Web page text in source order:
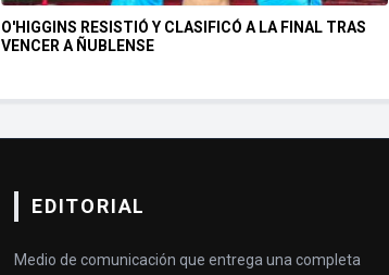
O'HIGGINS RESISTIÓ Y CLASIFICÓ A LA FINAL TRAS
VENCER A ÑUBLENSE
EDITORIAL
Medio de comunicación que entrega una completa